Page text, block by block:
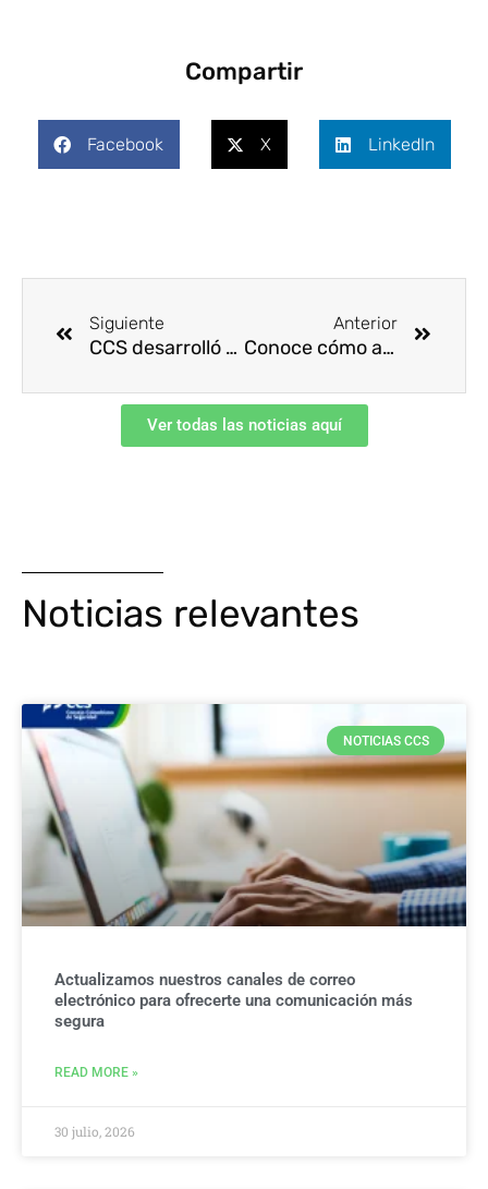
Compartir
Facebook X LinkedIn
Siguiente
CCS desarrolló con éxito el Congreso Regional de SST en Tunja, Boyacá
Anterior
Conoce cómo avanza la estrategia de relacionamiento CCS
Ver todas las noticias aquí
Noticias relevantes
NOTICIAS CCS
Actualizamos nuestros canales de correo
electrónico para ofrecerte una comunicación más
segura
READ MORE »
30 julio, 2026